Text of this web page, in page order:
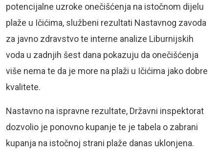
potencijalne uzroke onečišćenja na istočnom dijelu
plaže u Ičićima, službeni rezultati Nastavnog zavoda
za javno zdravstvo te interne analize Liburnijskih
voda u zadnjih šest dana pokazuju da onečišćenja
više nema te da je more na plaži u Ičićima jako dobre
kvalitete.
Nastavno na ispravne rezultate, Državni inspektorat
dozvolio je ponovno kupanje te je tabela o zabrani
kupanja na istočnoj strani plaže danas uklonjena.